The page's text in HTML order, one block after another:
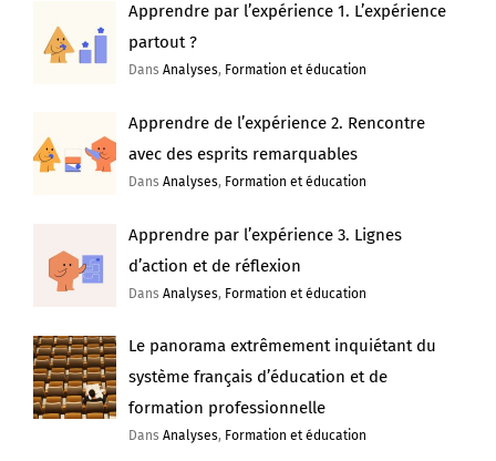
Apprendre par l’expérience 1. L’expérience
partout ?
DansAnalyses, Formation et éducation
Apprendre de l’expérience 2. Rencontre
avec des esprits remarquables
DansAnalyses, Formation et éducation
Apprendre par l’expérience 3. Lignes
d’action et de réflexion
DansAnalyses, Formation et éducation
Le panorama extrêmement inquiétant du
système français d’éducation et de
formation professionnelle
DansAnalyses, Formation et éducation